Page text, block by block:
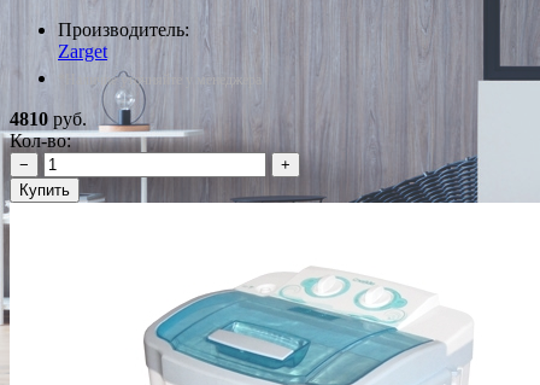
Производитель:
Zarget
*Наличие уточняйте у менеджера
4810 руб.
Кол-во:
−
+
Купить